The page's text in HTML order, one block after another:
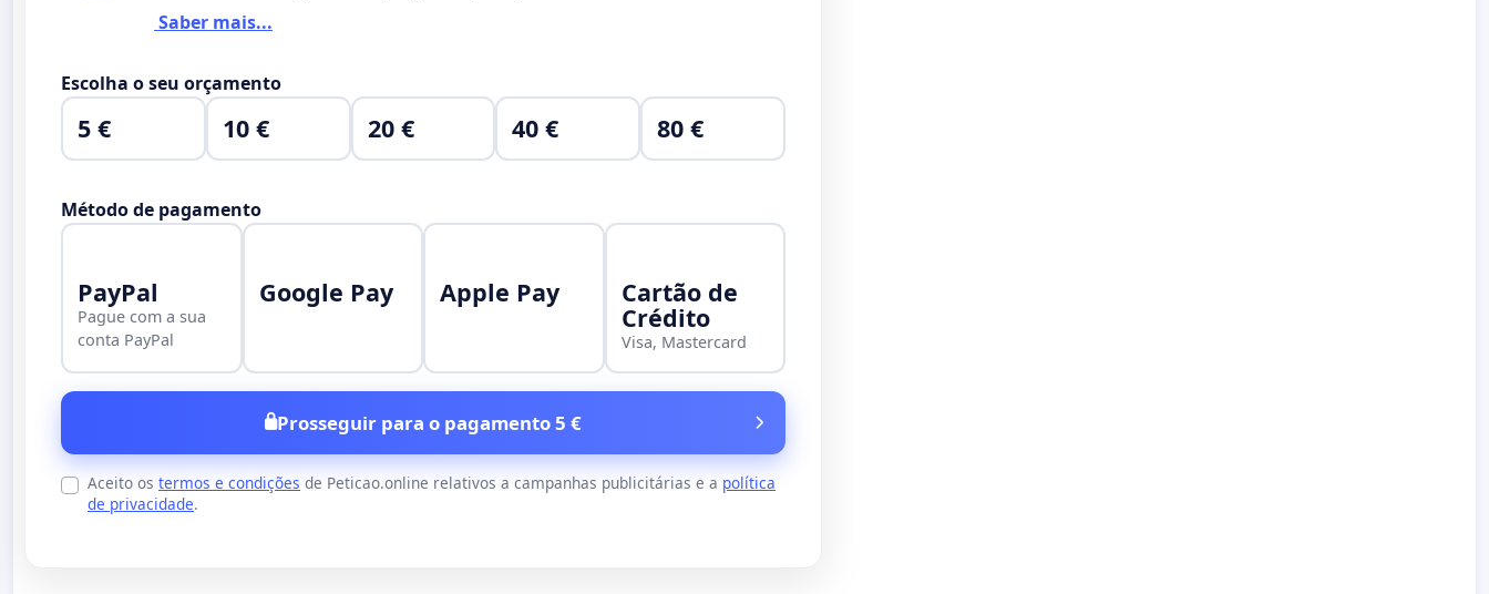
Saber mais...
Escolha o seu orçamento
5 € 10 € 20 € 40 € 80 €
Método de pagamento
PayPal
Pague com a sua
conta PayPal
Google Pay Apple Pay Cartão de
Crédito
Visa, Mastercard
Prosseguir para o pagamento 5 €
Aceito os termos e condições de Peticao.online relativos a campanhas publicitárias e a política
de privacidade.